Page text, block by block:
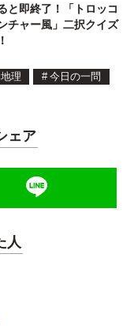
と即終了！「トロッコ
チャー風」二択クイズ
理 # 今日の一問
ェア
人